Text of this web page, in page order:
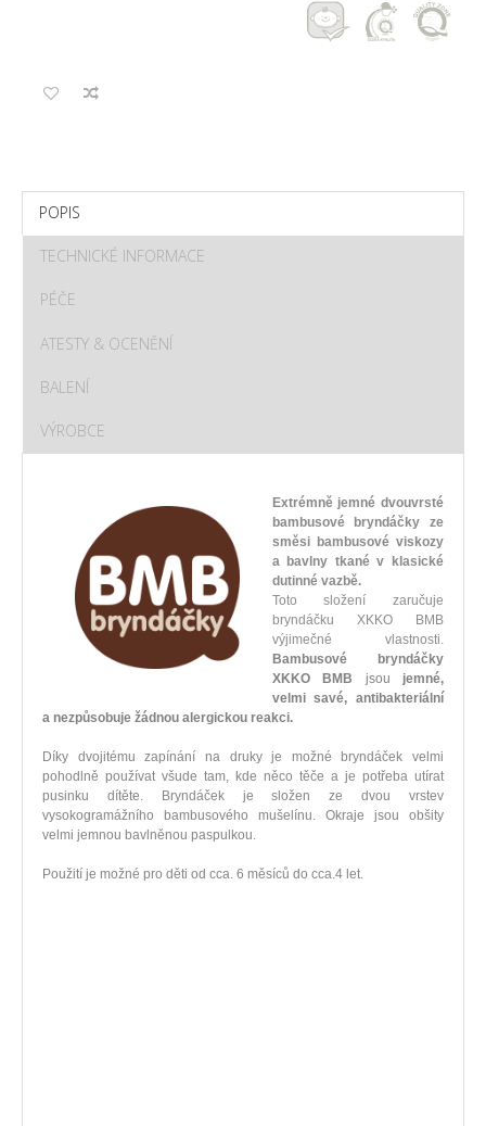
POPIS
TECHNICKÉ INFORMACE
PÉČE
ATESTY & OCENĚNÍ
BALENÍ
VÝROBCE
Extrémně jemné dvouvrsté
bambusové bryndáčky ze
směsi bambusové viskozy
a bavlny tkané v klasické
dutinné vazbě.
Toto složení zaručuje
bryndáčku XKKO BMB
výjimečné vlastnosti.
Bambusové bryndáčky
XKKO BMB jsou jemné,
velmi savé, antibakteriální
a nezpůsobuje žádnou alergickou reakci.
Díky dvojitému zapínání na druky je možné bryndáček velmi
pohodlně používat všude tam, kde něco těče a je potřeba utírat
pusinku dítěte. Bryndáček je složen ze dvou vrstev
vysokogramážního bambusového mušelínu. Okraje jsou obšity
velmi jemnou bavlněnou paspulkou.
Použití je možné pro děti od cca. 6 měsíců do cca.4 let.